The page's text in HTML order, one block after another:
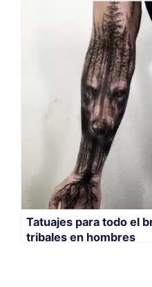
Tatuajes para todo el
tribales en hombres